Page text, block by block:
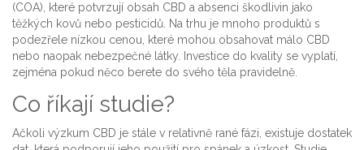
(COA), které potvrzují obsah CBD a absenci škodlivin jako
těžkých kovů nebo pesticidů. Na trhu je mnoho produktů s
podezřele nízkou cenou, které mohou obsahovat málo CBD
nebo naopak nebezpečné látky. Investice do kvality se vyplatí,
zejména pokud něco berete do svého těla pravidelně.
Co říkají studie?
Ačkoli výzkum CBD je stále v relativně rané fázi, existuje dostatek